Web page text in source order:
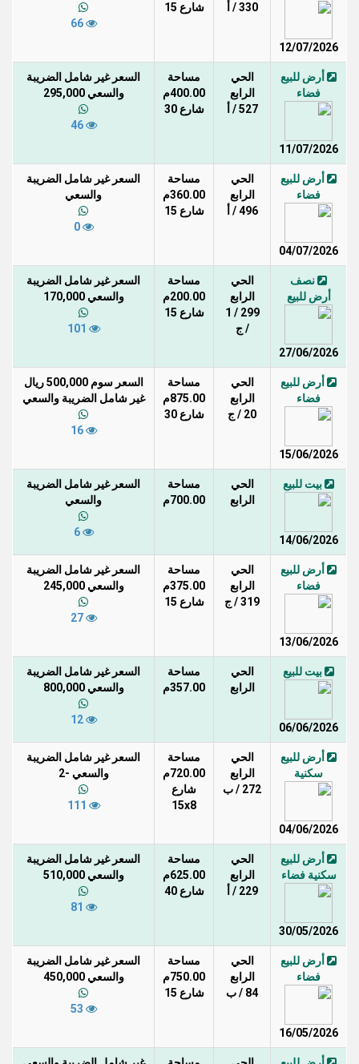
12/07/2026
330 / أ
شارع 15
66
أرض للبيع
فضاء
11/07/2026
الحي
الرابع
527 / أ
مساحة
400.00م
شارع 30
السعر غير شامل الضريبة
والسعي 295,000
46
أرض للبيع
فضاء
04/07/2026
الحي
الرابع
496 / أ
مساحة
360.00م
شارع 15
السعر غير شامل الضريبة
والسعي
0
نصف
أرض للبيع
27/06/2026
الحي
الرابع
299 / 1
/ ج
مساحة
200.00م
شارع 15
السعر غير شامل الضريبة
والسعي 170,000
أرض للبيع
فضاء
15/06/2026
الحي
الرابع
20 / ج
مساحة
875.00م
شارع 30
السعر سوم 500,000 ريال
غير شامل الضريبة والسعي
16
بيت للبيع
14/06/2026
الحي
الرابع
مساحة
700.00م
السعر غير شامل الضريبة
والسعي
6
أرض للبيع
فضاء
13/06/2026
الحي
الرابع
319 / ج
مساحة
375.00م
شارع 15
السعر غير شامل الضريبة
والسعي 245,000
27
بيت للبيع
06/06/2026
الحي
الرابع
مساحة
357.00م
السعر غير شامل الضريبة
والسعي 800,000
12
أرض للبيع
سكنية
04/06/2026
الحي
الرابع
272 / ب
مساحة
720.00م
شارع
15x8
السعر غير شامل الضريبة
والسعي -2
أرض للبيع
سكنية فضاء
30/05/2026
الحي
الرابع
229 / أ
مساحة
625.00م
شارع 40
السعر غير شامل الضريبة
والسعي 510,000
أرض للبيع
فضاء
16/05/2026
الحي
الرابع
84 / ب
مساحة
750.00م
شارع 15
السعر غير شامل الضريبة
والسعي 450,000